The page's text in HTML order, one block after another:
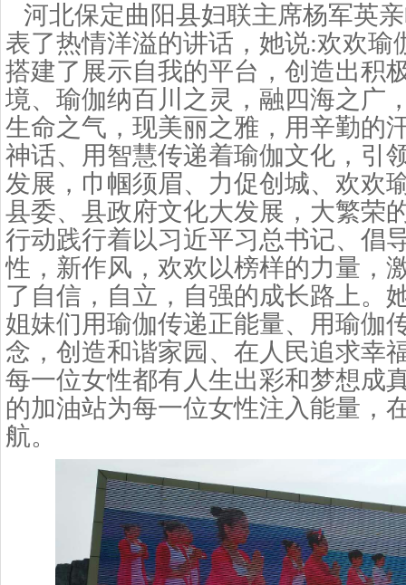
河北保定曲阳县妇联主席杨军英
表了热情洋溢的讲话，她说:欢欢瑜
搭建了展示自我的平台，创造出积
境、瑜伽纳百川之灵，融四海之广
生命之气，现美丽之雅，用辛勤的
神话、用智慧传递着瑜伽文化，引
发展，巾帼须眉、力促创城、欢欢
县委、县政府文化大发展，大繁荣
行动践行着以习近平习总书记、倡
性，新作风，欢欢以榜样的力量，
了自信，自立，自强的成长路上。
姐妹们用瑜伽传递正能量、用瑜伽
念，创造和谐家园、在人民追求幸
每一位女性都有人生出彩和梦想成
的加油站为每一位女性注入能量，
航。